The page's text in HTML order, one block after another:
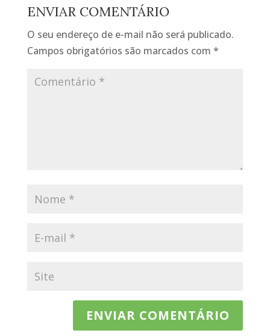
ENVIAR COMENTÁRIO
O seu endereço de e-mail não será publicado.
Campos obrigatórios são marcados com *